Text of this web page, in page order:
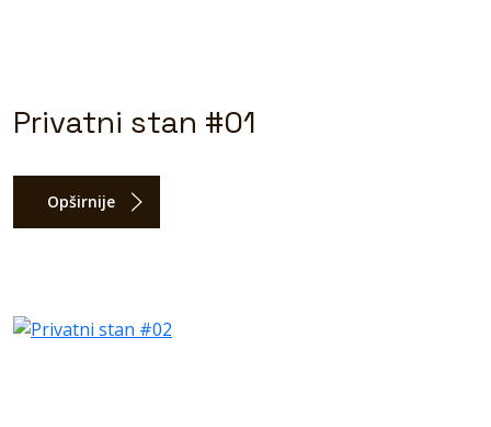
Privatni stan #01
Opširnije